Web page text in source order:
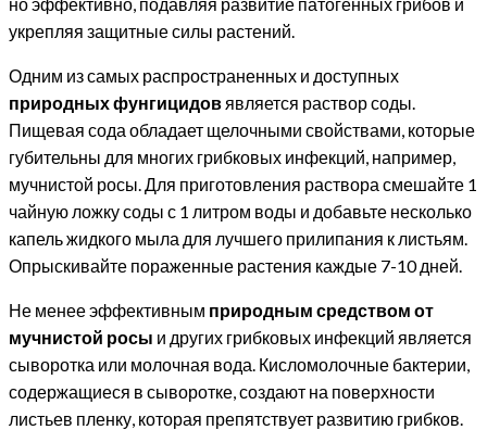
укрепляя защитные силы растений.
Одним из самых распространенных и доступных
природных фунгицидов является раствор соды.
Пищевая сода обладает щелочными свойствами, которые
губительны для многих грибковых инфекций, например,
мучнистой росы. Для приготовления раствора смешайте 1
чайную ложку соды с 1 литром воды и добавьте несколько
капель жидкого мыла для лучшего прилипания к листьям.
Опрыскивайте пораженные растения каждые 7-10 дней.
Не менее эффективным природным средством от
мучнистой росы и других грибковых инфекций является
сыворотка или молочная вода. Кисломолочные бактерии,
содержащиеся в сыворотке, создают на поверхности
листьев пленку, которая препятствует развитию грибков.